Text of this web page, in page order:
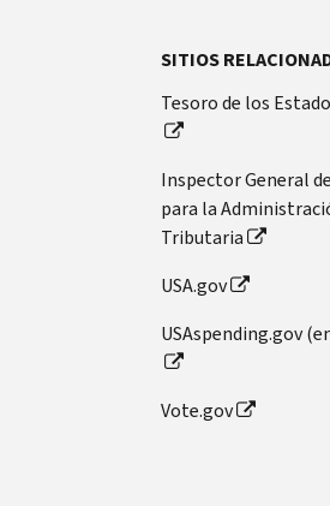
SITIOS
Tesoro de los
Inspector General
para la
Tributaria
USA.gov
USAspending.gov
Vote.gov